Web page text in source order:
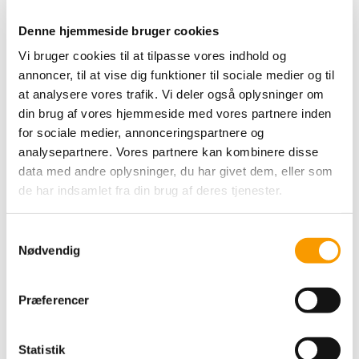
Denne hjemmeside bruger cookies
Vi bruger cookies til at tilpasse vores indhold og
annoncer, til at vise dig funktioner til sociale medier og til
at analysere vores trafik. Vi deler også oplysninger om
din brug af vores hjemmeside med vores partnere inden
for sociale medier, annonceringspartnere og
analysepartnere. Vores partnere kan kombinere disse
data med andre oplysninger, du har givet dem, eller som
de har indsamlet fra din brug af deres tjenester.
Nødvendig
Præferencer
Statistik
PetiteKnit
98,00 DKK
VIS PRODUKT